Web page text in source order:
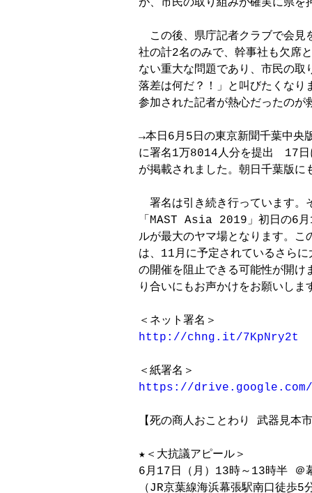
が、市民の取り組みが確実に県を
この後、県庁記者クラブで会見
社の計2名のみで、幹事社も欠席
ない重大な問題であり、市民の
落差は何だ？！」と叫びたくな
参加された記者が熱心だったのが
→本日6月5日の東京新聞千葉中央
に署名1万8014人分を提出　17
が掲載されました。朝日千葉版
署名は引き続き行っています。
「MAST Asia 2019」初日の6
ルが最大のヤマ場となります。こ
は、11月に予定されているさら
の開催を阻止できる可能性が開け
り合いにもお声かけをお願いしま
http://chng.it/7KpNry2t
https://drive.google.com/
【死の商人おことわり 武器見本
★＜大抗議アピール＞
6月17日（月）13時～13時半 ＠